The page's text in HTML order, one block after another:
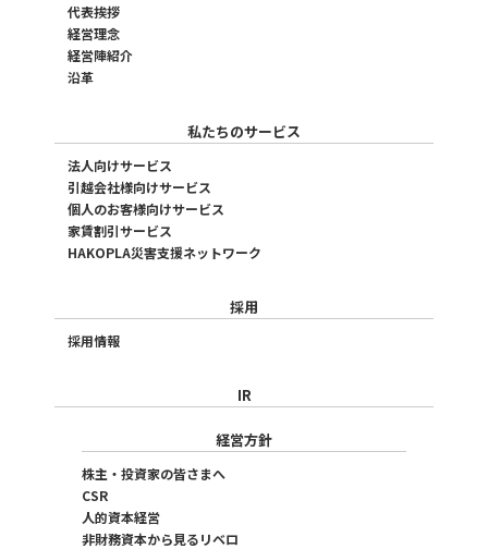
代表挨拶
経営理念
経営陣紹介
沿革
私たちのサービス
法人向けサービス
引越会社様向けサービス
個人のお客様向けサービス
家賃割引サービス
HAKOPLA災害支援ネットワーク
採用
採用情報
IR
経営方針
株主・投資家の皆さまへ
CSR
人的資本経営
非財務資本から見るリベロ